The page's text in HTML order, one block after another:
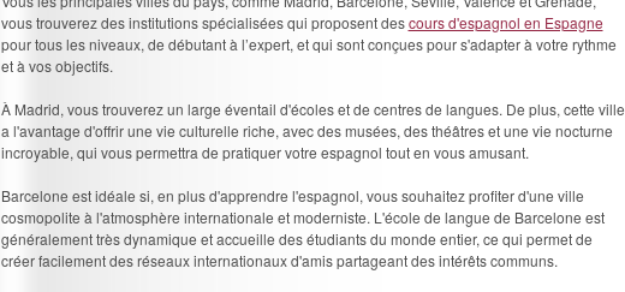
vous trouverez des institutions spécialisées qui proposent descours d'espagnol en Espagne
pour tous les niveaux, de débutant à l’expert, et qui sont conçues pour s'adapter à votre rythme
et à vos objectifs.
À Madrid, vous trouverez un large éventail d'écoles et de centres de langues. De plus, cette ville
a l'avantage d'offrir une vie culturelle riche, avec des musées, des théâtres et une vie nocturne
incroyable, qui vous permettra de pratiquer votre espagnol tout en vous amusant.
Barcelone est idéale si, en plus d'apprendre l'espagnol, vous souhaitez profiter d'une ville
cosmopolite à l'atmosphère internationale et moderniste. L'école de langue de Barcelone est
généralement très dynamique et accueille des étudiants du monde entier, ce qui permet de
créer facilement des réseaux internationaux d'amis partageant des intérêts communs.